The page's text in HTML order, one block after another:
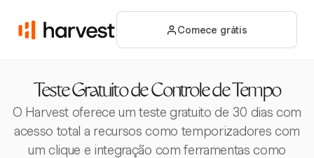
Comece grátis
Teste Gratuito de Controle de Tempo
O Harvest oferece um teste gratuito de 30 dias com
acesso total a recursos como temporizadores com
um clique e integração com ferramentas como